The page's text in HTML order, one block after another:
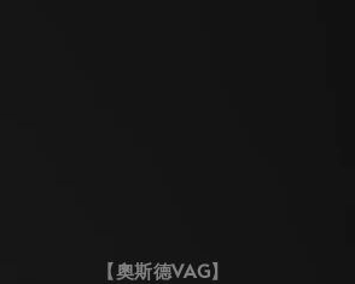
【奧斯德VAG】